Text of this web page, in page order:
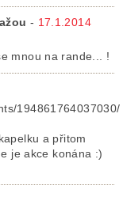
- 17.1.2014
mnou na rande... !
194861764037030/
a přitom
je akce konána :)